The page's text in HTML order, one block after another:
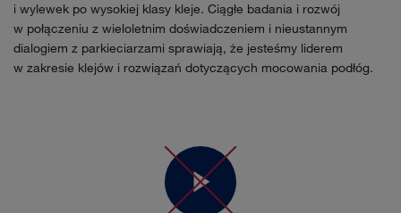
i wylewek po wysokiej klasy kleje. Ciągłe badania i rozwój
w połączeniu z wieloletnim doświadczeniem i nieustannym
dialogiem z parkieciarzami sprawiają, że jesteśmy liderem
w zakresie klejów i rozwiązań dotyczących mocowania podłóg.